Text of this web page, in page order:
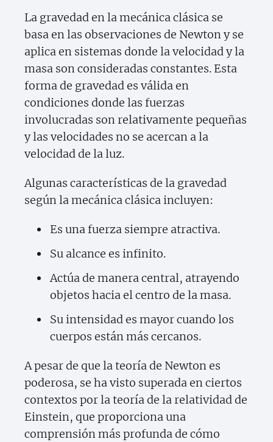
La gravedad en la mecánica clásica se
basa en las observaciones de Newton y se
aplica en sistemas donde la velocidad y la
masa son consideradas constantes. Esta
forma de gravedad es válida en
condiciones donde las fuerzas
involucradas son relativamente pequeñas
y las velocidades no se acercan a la
velocidad de la luz.
Algunas características de la gravedad
según la mecánica clásica incluyen:
Es una fuerza siempre atractiva.
Su alcance es infinito.
Actúa de manera central, atrayendo
objetos hacia el centro de la masa.
Su intensidad es mayor cuando los
cuerpos están más cercanos.
A pesar de que la teoría de Newton es
poderosa, se ha visto superada en ciertos
contextos por la teoría de la relatividad de
Einstein, que proporciona una
comprensión más profunda de cómo